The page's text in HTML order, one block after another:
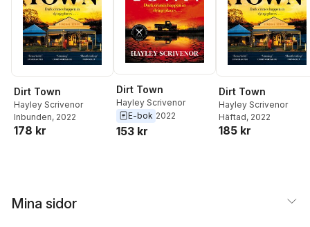
Dirt Town
Hayley Scrivenor
Inbunden, 2022
178 kr
Dirt Town
Hayley Scrivenor
E-bok 2022
153 kr
Dirt Town
Hayley Scrivenor
Häftad, 2022
185 kr
Mina sidor